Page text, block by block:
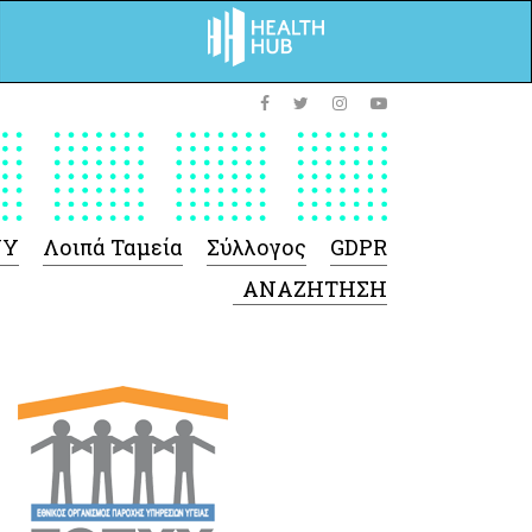
 Ιατροτεχνολογικών
Προϊόντων
-Γενικές πληροφορίες
Σύμβαση Ακουστικών/
Ορθοπεδικά/ Αναπνευστικές
συσκευές
Λοιπά Ταμεία Σύλλογος GDPR